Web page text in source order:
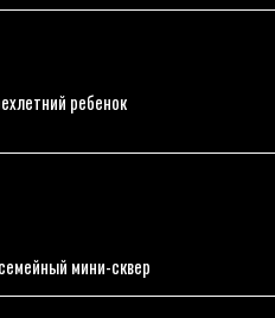
ребенок
мини-сквер